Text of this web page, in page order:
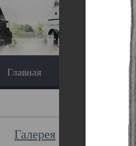
Главная Экскурсия
Галерея